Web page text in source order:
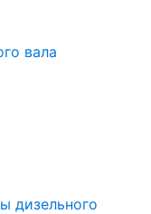
вала
дизельного